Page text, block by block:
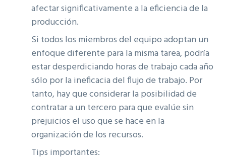
afectar significativamente a la eficiencia de la
producción.
Si todos los miembros del equipo adoptan un
enfoque diferente para la misma tarea, podría
estar desperdiciando horas de trabajo cada año
sólo por la ineficacia del flujo de trabajo. Por
tanto, hay que considerar la posibilidad de
contratar a un tercero para que evalúe sin
prejuicios el uso que se hace en la
organización de los recursos.
Tips importantes: